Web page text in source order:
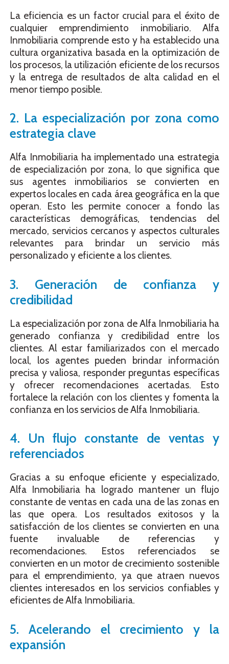
La eficiencia es un factor crucial para el éxito de
cualquier emprendimiento inmobiliario. Alfa
Inmobiliaria comprende esto y ha establecido una
cultura organizativa basada en la optimización de
los procesos, la utilización eficiente de los recursos
y la entrega de resultados de alta calidad en el
menor tiempo posible.
2. La especialización por zona como
estrategia clave
Alfa Inmobiliaria ha implementado una estrategia
de especialización por zona, lo que significa que
sus agentes inmobiliarios se convierten en
expertos locales en cada área geográfica en la que
operan. Esto les permite conocer a fondo las
características demográficas, tendencias del
mercado, servicios cercanos y aspectos culturales
relevantes para brindar un servicio más
personalizado y eficiente a los clientes.
3. Generación de confianza y
credibilidad
La especialización por zona de Alfa Inmobiliaria ha
generado confianza y credibilidad entre los
clientes. Al estar familiarizados con el mercado
local, los agentes pueden brindar información
precisa y valiosa, responder preguntas específicas
y ofrecer recomendaciones acertadas. Esto
fortalece la relación con los clientes y fomenta la
confianza en los servicios de Alfa Inmobiliaria.
4. Un flujo constante de ventas y
referenciados
Gracias a su enfoque eficiente y especializado,
Alfa Inmobiliaria ha logrado mantener un flujo
constante de ventas en cada una de las zonas en
las que opera. Los resultados exitosos y la
satisfacción de los clientes se convierten en una
fuente invaluable de referencias y
recomendaciones. Estos referenciados se
convierten en un motor de crecimiento sostenible
para el emprendimiento, ya que atraen nuevos
clientes interesados en los servicios confiables y
eficientes de Alfa Inmobiliaria.
5. Acelerando el crecimiento y la
expansión